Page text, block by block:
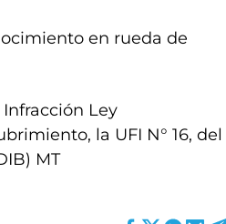
en rueda de
Ley
la UFI N° 16, del
MT